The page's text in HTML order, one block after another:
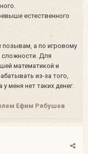
естественного
позывам, а по игровому
сложности. Для
математикой и
из-за того,
меня нет таких денег.
Ефим Рябушев